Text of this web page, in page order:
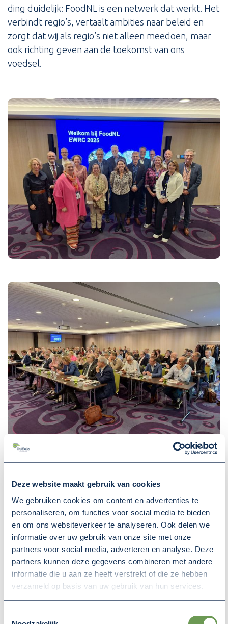
Deze website maakt gebruik van cookies
We gebruiken cookies om content en advertenties te
personaliseren, om functies voor social media te bieden
en om ons websiteverkeer te analyseren. Ook delen we
informatie over uw gebruik van onze site met onze
partners voor social media, adverteren en analyse. Deze
partners kunnen deze gegevens combineren met andere
informatie die u aan ze heeft verstrekt of die ze hebben
verzameld op basis van uw gebruik van hun services.
ding duidelijk: FoodNL is een netwerk dat werkt. Het
verbindt regio’s, vertaalt ambities naar beleid en
zorgt dat wij als regio’s niet alleen meedoen, maar
ook richting geven aan de toekomst van ons
voedsel.